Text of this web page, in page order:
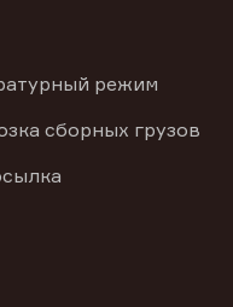
режим
сборных грузов